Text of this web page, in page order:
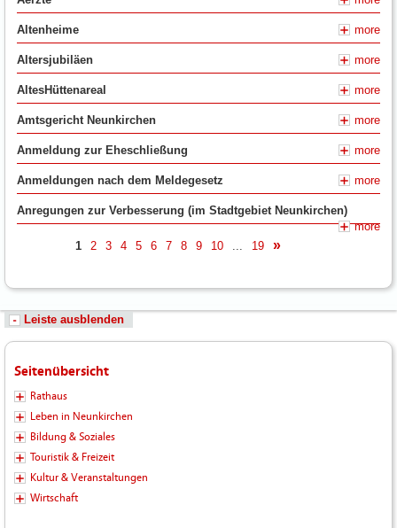
Altenheime more
Altersjubiläen more
AltesHüttenareal more
Amtsgericht Neunkirchen more
Anmeldung zur Eheschließung more
Anmeldungen nach dem Meldegesetz more
Anregungen zur Verbesserung (im Stadtgebiet Neunkirchen)
more
1
2 3 4 5 6 7 8 9 10 19
Leiste ausblenden
Seitenübersicht
Rathaus
Leben in Neunkirchen
Bildung & Soziales
Touristik & Freizeit
Kultur & Veranstaltungen
Wirtschaft